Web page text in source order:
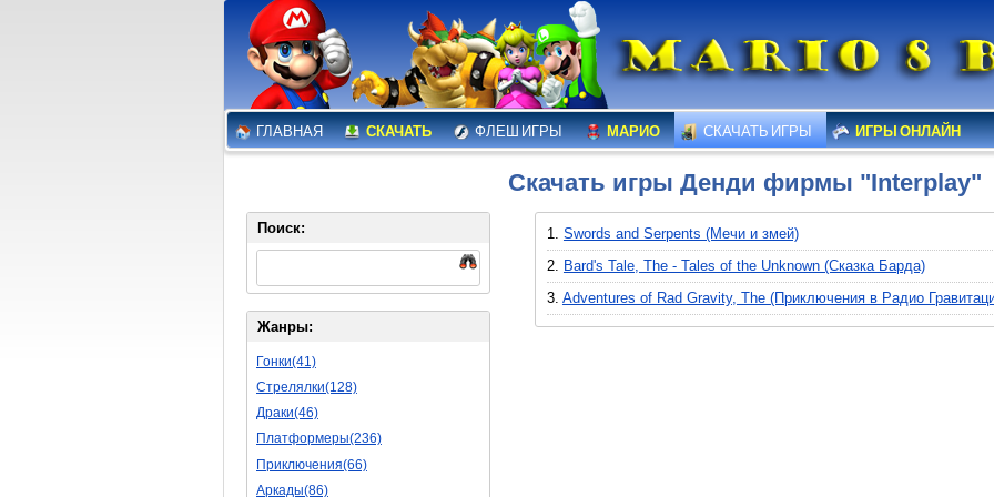
ГЛАВНАЯ СКАЧАТЬ ФЛЕШ ИГРЫ МАРИО СКАЧАТЬ ИГРЫ ИГРЫ ОНЛАЙН
Скачать игры Денди фирмы "Interplay"
1. Swords and Serpents (Мечи и змей)
2. Bard's Tale, The - Tales of the Unknown (Сказка Барда)
3. Adventures of Rad Gravity, The (Приключения в Радио
Поиск:
Жанры:
Гонки(41)
Стрелялки(128)
Драки(46)
Платформеры(236)
Приключения(66)
Аркады(86)